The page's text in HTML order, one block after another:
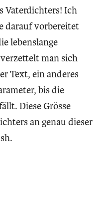
Vaterdichters! Ich
darauf vorbereitet
lebenslange
man sich
Text, ein anderes
bis die
Diese Grösse
an genau dieser